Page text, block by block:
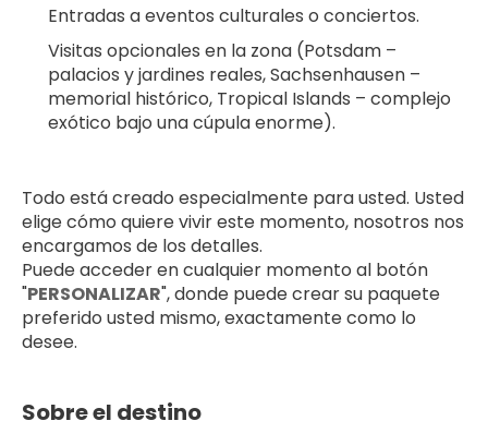
Entradas a eventos culturales o conciertos.
Visitas opcionales en la zona (Potsdam –
palacios y jardines reales, Sachsenhausen –
memorial histórico, Tropical Islands – complejo
exótico bajo una cúpula enorme).
Todo está creado especialmente para usted. Usted
elige cómo quiere vivir este momento, nosotros nos
encargamos de los detalles.
Puede acceder en cualquier momento al botón
"PERSONALIZAR", donde puede crear su paquete
preferido usted mismo, exactamente como lo
desee.
Sobre el destino